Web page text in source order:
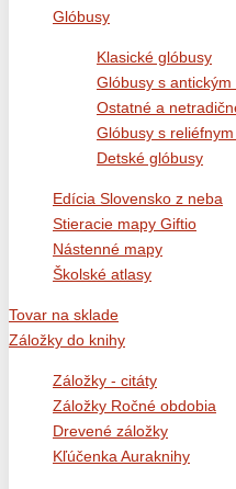
Glóbusy
Klasické glóbusy
Glóbusy s
Ostatné a
Glóbusy s
Detské glóbusy
Edícia Slovensko z neba
Stieracie mapy Giftio
Nástenné mapy
Školské atlasy
Tovar na sklade
Záložky do knihy
Záložky - citáty
Záložky Ročné obdobia
Drevené záložky
Kľúčenka Auraknihy